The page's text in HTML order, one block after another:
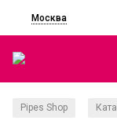
Москва
Pipes Shop